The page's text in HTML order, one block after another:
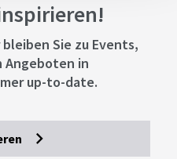
Sie zu Events,
Angeboten in
up-to-date.